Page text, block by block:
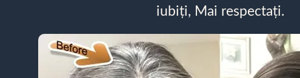
iubiți, Mai respectați.